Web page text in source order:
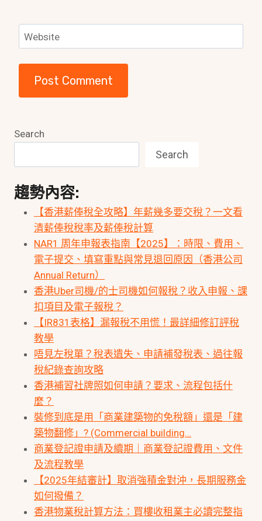
Website
Search
Search
趨勢內容:
【香港薪俸稅全攻略】年薪幾多要交稅？一文看
清薪俸稅稅率及薪俸稅計算
NAR1 周年申報表指南【2025】：時限、費用、
電子提交、填寫重點與常見退回原因（香港公司
Annual Return）
香港Uber司機/的士司機如何報稅？收入申報、課
扣項目及電子報稅？
【IR831表格】漏報稅不用慌！最詳細修訂評稅
教學
唔見左稅單？稅表遺失、申請補發稅表、過往報
稅紀錄查詢攻略
香港補習社牌照如何申請？要求、流程包括什
麼？
裝修到底是用「商業建築物的免稅額」還是「建
築物翻修」? (Commercial building…
商業登記證申請及續期｜商業登記證費用、文件
及流程教學
【2025年結審計】取消強積金對沖，長期服務金
如何撥備？
香港物業稅計算方法：買樓收租業主必讀完整指